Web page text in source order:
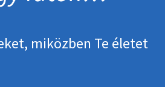
miközben Te életet